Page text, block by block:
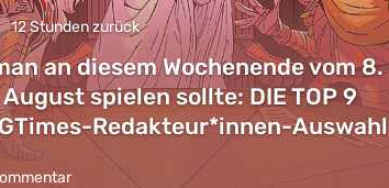
12 Stunden zurück
an diesem Wochenende vom 8.
spielen sollte: DIE TOP 9
Redakteur*innen-Auswahl